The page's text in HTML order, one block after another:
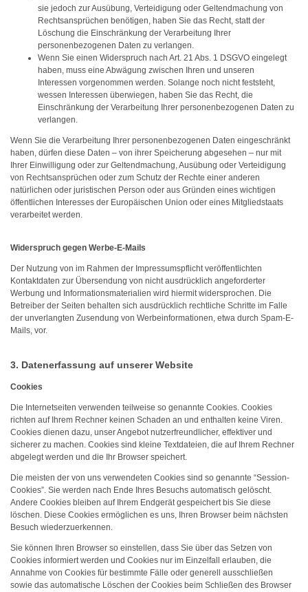
sie jedoch zur Ausübung, Verteidigung oder Geltendmachung von
Rechtsansprüchen benötigen, haben Sie das Recht, statt der
Löschung die Einschränkung der Verarbeitung Ihrer
personenbezogenen Daten zu verlangen.
Wenn Sie einen Widerspruch nach Art. 21 Abs. 1 DSGVO eingelegt
haben, muss eine Abwägung zwischen Ihren und unseren
Interessen vorgenommen werden. Solange noch nicht feststeht,
wessen Interessen überwiegen, haben Sie das Recht, die
Einschränkung der Verarbeitung Ihrer personenbezogenen Daten zu
verlangen.
Wenn Sie die Verarbeitung Ihrer personenbezogenen Daten eingeschränkt
haben, dürfen diese Daten – von ihrer Speicherung abgesehen – nur mit
Ihrer Einwilligung oder zur Geltendmachung, Ausübung oder Verteidigung
von Rechtsansprüchen oder zum Schutz der Rechte einer anderen
natürlichen oder juristischen Person oder aus Gründen eines wichtigen
öffentlichen Interesses der Europäischen Union oder eines Mitgliedstaats
verarbeitet werden.
Widerspruch gegen Werbe-E-Mails
Der Nutzung von im Rahmen der Impressumspflicht veröffentlichten
Kontaktdaten zur Übersendung von nicht ausdrücklich angeforderter
Werbung und Informationsmaterialien wird hiermit widersprochen. Die
Betreiber der Seiten behalten sich ausdrücklich rechtliche Schritte im Falle
der unverlangten Zusendung von Werbeinformationen, etwa durch Spam-E-
Mails, vor.
3. Datenerfassung auf unserer Website
Cookies
Die Internetseiten verwenden teilweise so genannte Cookies. Cookies
richten auf Ihrem Rechner keinen Schaden an und enthalten keine Viren.
Cookies dienen dazu, unser Angebot nutzerfreundlicher, effektiver und
sicherer zu machen. Cookies sind kleine Textdateien, die auf Ihrem Rechner
abgelegt werden und die Ihr Browser speichert.
Die meisten der von uns verwendeten Cookies sind so genannte “Session-
Cookies”. Sie werden nach Ende Ihres Besuchs automatisch gelöscht.
Andere Cookies bleiben auf Ihrem Endgerät gespeichert bis Sie diese
löschen. Diese Cookies ermöglichen es uns, Ihren Browser beim nächsten
Besuch wiederzuerkennen.
Sie können Ihren Browser so einstellen, dass Sie über das Setzen von
Cookies informiert werden und Cookies nur im Einzelfall erlauben, die
Annahme von Cookies für bestimmte Fälle oder generell ausschließen
sowie das automatische Löschen der Cookies beim Schließen des Browser